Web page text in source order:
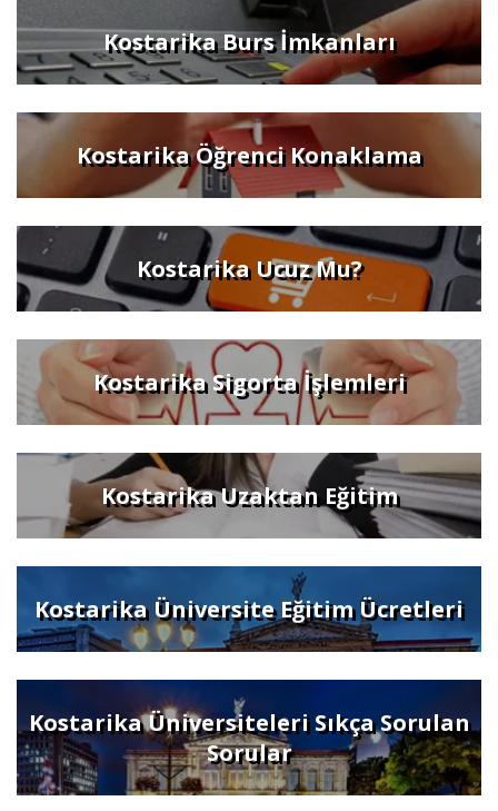
Kostarika Burs İmkanları
Kostarika Öğrenci Konaklama
Kostarika Ucuz Mu?
Kostarika Sigorta İşlemleri
Kostarika Uzaktan Eğitim
Kostarika Üniversite Eğitim Ücretleri
Kostarika Üniversiteleri Sıkça Sorulan
Sorular